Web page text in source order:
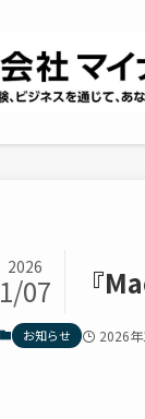
『
2026
1/07
お知らせ 2026